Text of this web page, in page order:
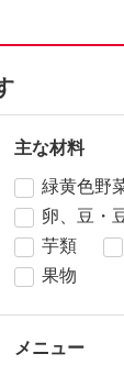
主な材料
緑黄色野
卵、豆・
芋類
果物
メニュー